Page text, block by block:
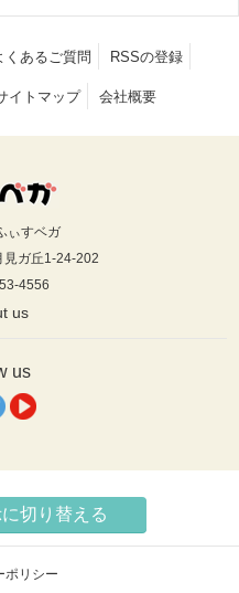
くあるご質問 RSSの登録
イトマップ 会社概要
ぃすベガ
見ガ丘1-24-202
4556
us
us
切り替える
ポリシー